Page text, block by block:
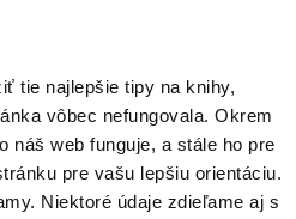
tie najlepšie tipy na knihy,
vôbec nefungovala. Okrem
web funguje, a stále ho pre
pre vašu lepšiu orientáciu.
Niektoré údaje zdieľame aj s